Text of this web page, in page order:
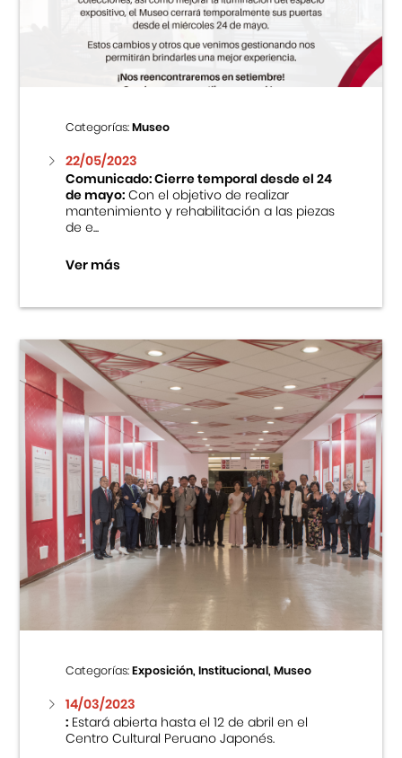
Centro Cultural Peruano Japonés
Museo de la Inmigración Japonesa
Fondo Editorial
Teatro Peruano Japonés
Categorías:Museo
22/05/2023
Comunicado: Cierre temporal desde el 24
de mayo:Con el objetivo de realizar
mantenimiento y rehabilitación a las piezas
de e...
Ver más
Categorías:Exposición, Institucional, Museo
14/03/2023
:Estará abierta hasta el 12 de abril en el
Centro Cultural Peruano Japonés.